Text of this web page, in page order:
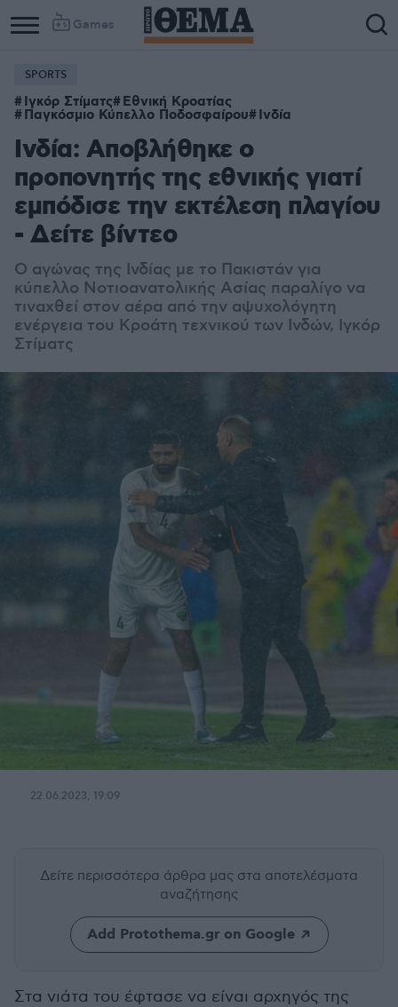
Games
SPORTS
Ιγκόρ Στίματς Εθνική Κροατίας
Παγκόσμιο Κύπελλο Ποδοσφαίρου Ινδία
Ινδία: Αποβλήθηκε ο
προπονητής της εθνικής γιατί
εμπόδισε την εκτέλεση πλαγίου
- Δείτε βίντεο
Ο αγώνας της Ινδίας με το Πακιστάν για
κύπελλο Νοτιοανατολικής Ασίας παραλίγο να
τιναχθεί στον αέρα από την αψυχολόγητη
ενέργεια του Κροάτη τεχνικού των Ινδών, Ιγκόρ
Στίματς
22.06.2023, 19:09
Δείτε περισσότερα άρθρα μας στα αποτελέσματα
αναζήτησης
Add Protothema.gr on Google
Στα νιάτα του έφτασε να είναι αρχηγός της